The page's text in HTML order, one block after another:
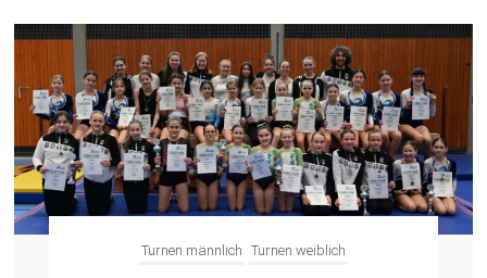
Turnen männlich Turnen weiblich